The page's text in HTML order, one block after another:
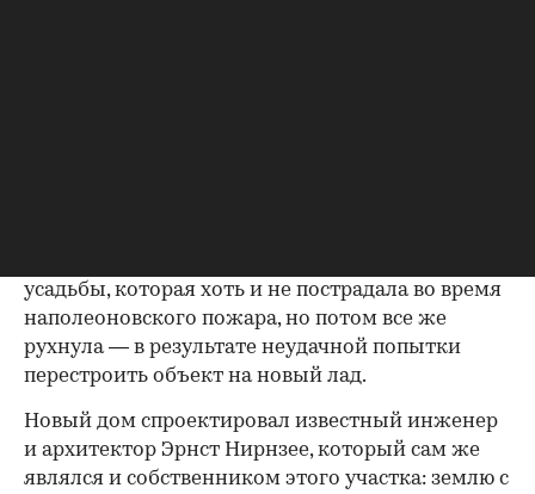
усадьбы, которая хоть и не пострадала во время
наполеоновского пожара, но потом все же
рухнула — в результате неудачной попытки
перестроить объект на новый лад.
Новый дом спроектировал известный инженер
и архитектор Эрнст Нирнзее, который сам же
являлся и собственником этого участка: землю с